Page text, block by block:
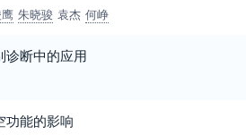
朱晓骏 袁杰 何峥
诊断中的应用
功能的影响